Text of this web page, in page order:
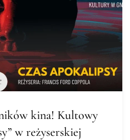
kina! Kultowy
w reżyserskiej